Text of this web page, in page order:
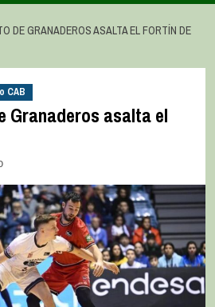
DE GRANADEROS ASALTA EL FORTÍN DE
CAB
Granaderos asalta el